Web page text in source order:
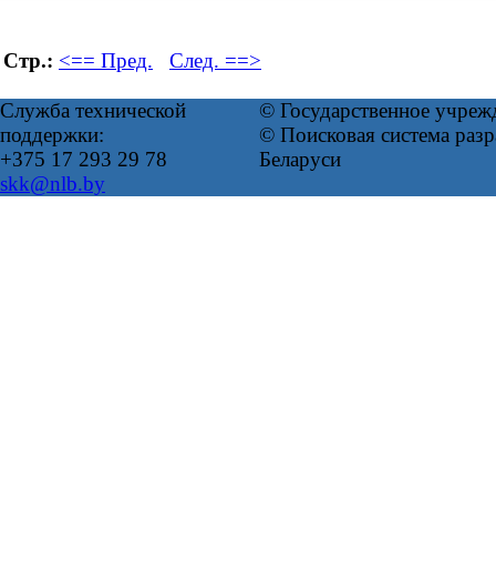
Стр.: <== Пред. След. ==>
Служба технической
поддержки:
+375 17 293 29 78
skk@nlb.by
© Государственное
© Поисковая система
Беларуси